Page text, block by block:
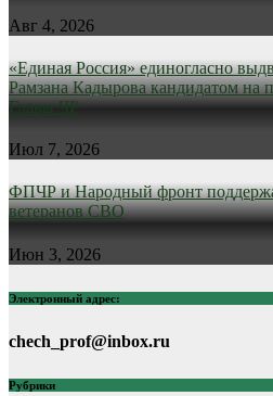
Авг 4, 2026
«Единая Россия» единогласно
Рамзана Кадырова кандидатом на
Главы ЧР
Июл 7, 2026
ФПЧР и Народный фронт
ветеранов СВО
Июн 3, 2026
Электронный адрес:
chech_prof@inbox.ru
Рубрики